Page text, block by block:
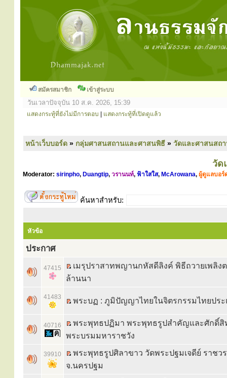
สมัครสมาชิก เข้าสู่ระบบ
วันเวลาปัจจุบัน 10 ส.ค. 2026, 15:39
แสดงกระทู้ที่ยังไม่มีการตอบ แสดงกระทู้ที่เปิดดูแล้ว
หน้าเว็บบอร์ด » กลุ่มศาสนสถานและศาสนพิธี » วัดและศาสนสถ
วัด
Moderator: sirinpho, Duangtip, วรานนท์, ฟ้าใสใส, McArowana, ผู้ดูแลบอร์
ค้นหาสำหรับ:
หัวข้อ
ประกาศ
47415
เมรุปราสาทพญานกหัสดีลิงค์ พิธีถวายเพลิง
ล้านนา
41483 พระบฏ : ภูมิปัญญาไทยในจิตรกรรมไทยปร
40716
พระพุทธปฏิมา พระพุทธรูปสำคัญและศักดิ์สิ
พระบรมมหาราชวัง
39910
พระพุทธรูปศิลาขาว วัดพระปฐมเจดีย์ ราชว
จ.นครปฐม